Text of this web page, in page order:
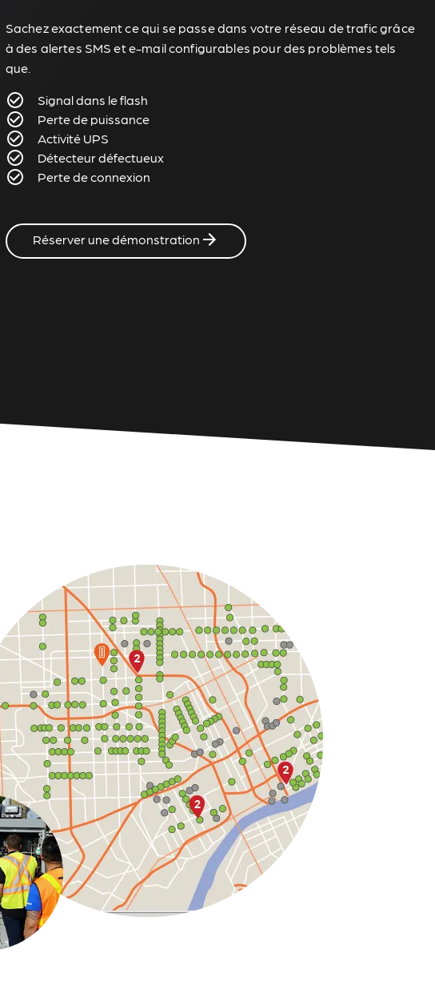
Sachez exactement ce qui se passe dans votre réseau de trafic grâce
à des alertes SMS et e-mail configurables pour des problèmes tels
que.
Signal dans le flash
Perte de puissance
Activité UPS
Détecteur défectueux
Perte de connexion
Réserver une démonstration